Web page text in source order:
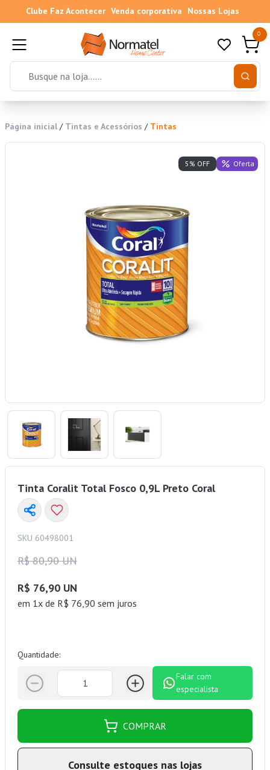
Clube Faz Acontecer Venda corporativa Nossas Lojas
0
Página inicial / Tintas e Acessórios / Tintas
5% OFF Oferta
Tinta Coralit Total Fosco 0,9L Preto Coral
SKU 60498001
R$ 80,90 UN
R$ 76,90 UN
em 1x de R$ 76,90 sem juros
Quantidade:
Falar com
especialista
COMPRAR
Consulte estoques nas lojas